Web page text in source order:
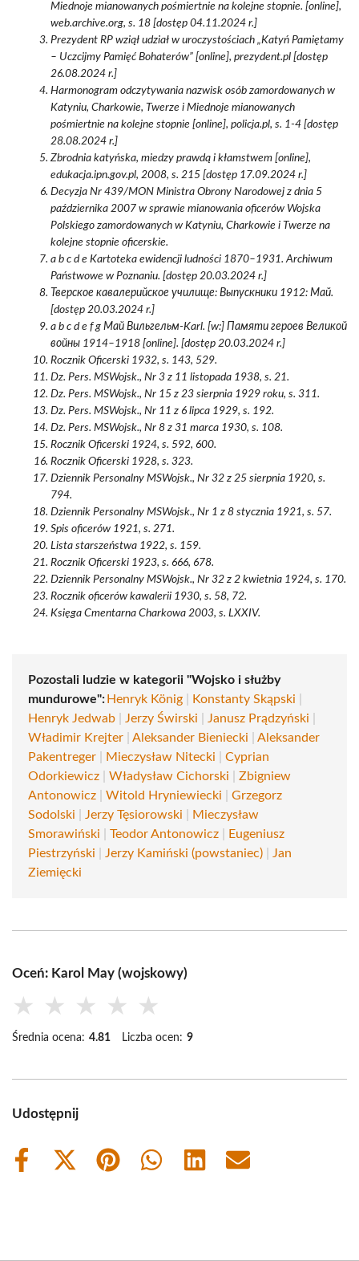
Miednoje mianowanych pośmiertnie na kolejne stopnie. [online],
web.archive.org, s. 18 [dostęp 04.11.2024 r.]
Prezydent RP wziął udział w uroczystościach „Katyń Pamiętamy
– Uczcijmy Pamięć Bohaterów” [online], prezydent.pl [dostęp
26.08.2024 r.]
Harmonogram odczytywania nazwisk osób zamordowanych w
Katyniu, Charkowie, Twerze i Miednoje mianowanych
pośmiertnie na kolejne stopnie [online], policja.pl, s. 1-4 [dostęp
28.08.2024 r.]
Zbrodnia katyńska, miedzy prawdą i kłamstwem [online],
edukacja.ipn.gov.pl, 2008, s. 215 [dostęp 17.09.2024 r.]
Decyzja Nr 439/MON Ministra Obrony Narodowej z dnia 5
października 2007 w sprawie mianowania oficerów Wojska
Polskiego zamordowanych w Katyniu, Charkowie i Twerze na
kolejne stopnie oficerskie.
a b c d e Kartoteka ewidencji ludności 1870–1931. Archiwum
Państwowe w Poznaniu. [dostęp 20.03.2024 r.]
Тверское кавалерийское училище: Выпускники 1912: Май.
[dostęp 20.03.2024 r.]
a b c d e f g Май Вильгельм-Karl. [w:] Памяти героев Великой
войны 1914–1918 [online]. [dostęp 20.03.2024 r.]
Rocznik Oficerski 1932, s. 143, 529.
Dz. Pers. MSWojsk., Nr 3 z 11 listopada 1938, s. 21.
Dz. Pers. MSWojsk., Nr 15 z 23 sierpnia 1929 roku, s. 311.
Dz. Pers. MSWojsk., Nr 11 z 6 lipca 1929, s. 192.
Dz. Pers. MSWojsk., Nr 8 z 31 marca 1930, s. 108.
Rocznik Oficerski 1924, s. 592, 600.
Rocznik Oficerski 1928, s. 323.
Dziennik Personalny MSWojsk., Nr 32 z 25 sierpnia 1920, s.
794.
Dziennik Personalny MSWojsk., Nr 1 z 8 stycznia 1921, s. 57.
Spis oficerów 1921, s. 271.
Lista starszeństwa 1922, s. 159.
Rocznik Oficerski 1923, s. 666, 678.
Dziennik Personalny MSWojsk., Nr 32 z 2 kwietnia 1924, s. 170.
Rocznik oficerów kawalerii 1930, s. 58, 72.
Księga Cmentarna Charkowa 2003, s. LXXIV.
Pozostali ludzie w kategorii "Wojsko i służby
mundurowe": Henryk König Konstanty Skąpski
Henryk Jedwab
Jerzy Świrski Janusz Prądzyński
Władimir Krejter
Aleksander Bieniecki
Aleksander
Pakentreger
Mieczysław Nitecki
Cyprian
Odorkiewicz
Władysław Cichorski
Zbigniew
Antonowicz
Witold Hryniewiecki
Grzegorz
Sodolski
Jerzy Tęsiorowski
Mieczysław
Smorawiński
Teodor Antonowicz
Eugeniusz
Piestrzyński
Jerzy Kamiński (powstaniec)
Jan
Ziemięcki
Oceń: Karol May (wojskowy)
★ ★ ★ ★ ★
Średnia ocena: 4.81 Liczba ocen: 9
Udostępnij
Share
Share
Share
Share
Share
Share